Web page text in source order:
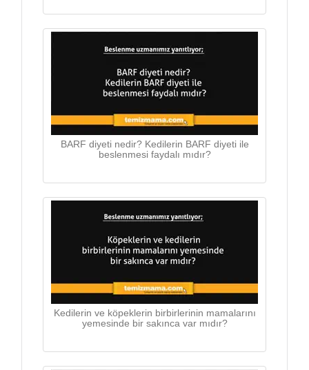
BARF diyeti nedir? Kedilerin BARF diyeti ile
beslenmesi faydalı mıdır?
Kedilerin ve köpeklerin birbirlerinin mamalarını
yemesinde bir sakınca var mıdır?